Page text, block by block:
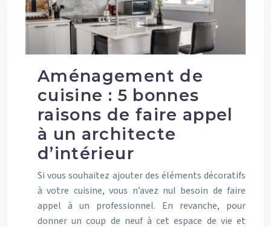
Aménagement de
cuisine : 5 bonnes
raisons de faire appel
à un architecte
d’intérieur
Si vous souhaitez ajouter des éléments décoratifs
à votre cuisine, vous n’avez nul besoin de faire
appel à un professionnel. En revanche, pour
donner un coup de neuf à cet espace de vie et